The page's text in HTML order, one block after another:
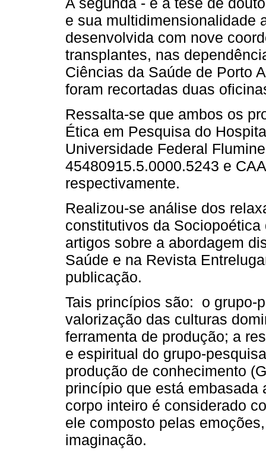
e sua multidimensionalidade
desenvolvida com nove
transplantes, nas
Ciências da Saúde de Porto
foram recortadas duas
Ressalta-se que ambos os
Ética em Pesquisa do
Universidade Federal
45480915.5.0000.5243 e
respectivamente.
Realizou-se análise dos
constitutivos da
artigos sobre a abordagem
Saúde e na Revista
publicação.
Tais princípios são: o grupo-
valorização das culturas
ferramenta de produção; a
e espiritual do grupo-
produção de conhecimento
princípio que está embasada
corpo inteiro é considerado
ele composto pelas
imaginação.